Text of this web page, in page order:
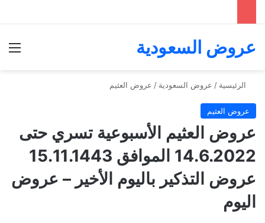
عروض السعودية
الرئيسية / عروض السعودية / عروض العثيم
عروض العثيم
عروض العثيم الأسبوعية تسري حتى
14.6.2022 الموافق 15.11.1443
عروض التذكير باليوم الأخير – عروض
اليوم